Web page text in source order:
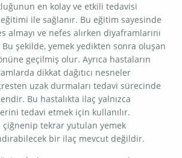
en kolay ve etkili tedavisi
ile sağlanır. Bu eğitim sayesinde
almayı ve nefes alırken diyaframlarını
şekilde, yemek yedikten sonra oluşan
geçilmiş olur. Ayrıca hastaların
dikkat dağıtıcı nesneler
uzak durmaları tedavi sürecinde
Bu hastalıkta ilaç yalnızca
tedavi etmek için kullanılır.
tekrar yutulan yemek
bir ilaç mevcut değildir.